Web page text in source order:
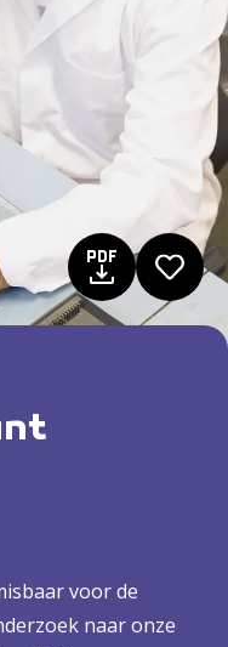
voor de
naar onze